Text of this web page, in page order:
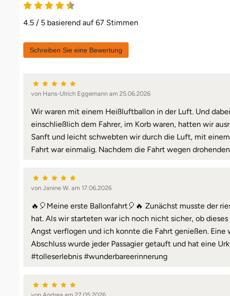
4.5 / 5 basierend auf 67 Stimmen
Schreiben Sie eine Bewertung
von Hans-Ulrich Eggemann am 25.06.2026
Wir waren mit einem Heißluftballon in der Luft. Und
einschließlich dem Fahrer, im Korb waren, hatten wir
Sanft und leicht schwebten wir durch die Luft, mit
Fahrt war einmalig. Nachdem die Fahrt wegen
von Janine W. am 17.06.2026
🔥🎈Meine erste Ballonfahrt🎈🔥 Zunächst musste der
hat. Als wir starteten war ich noch nicht sicher, ob
Angst verflogen und ich konnte die Fahrt genießen.
Abschluss wurde jeder Passagier getauft und hat eine
#tolleserlebnis #wunderbareerinnerung